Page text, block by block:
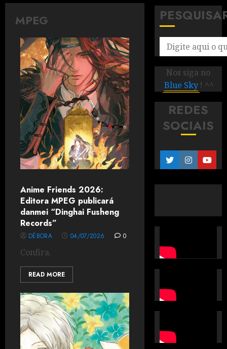
MPEG
Anime Friends 2026:
Editora MPEG publicará
danmei “Dinghai Fusheng
Records”
DÉBORA 04/07/2026 0
Confira.
READ MORE
Nos siga no
Blue Sky ! ^^
REDES
SOCIAIS